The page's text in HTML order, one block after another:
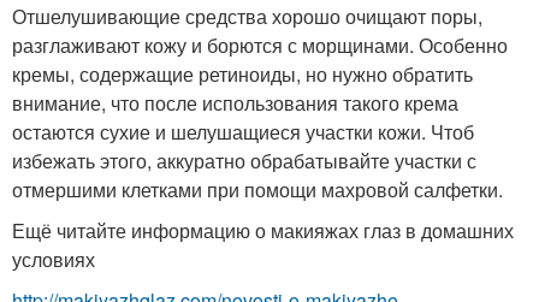
Отшелушивающие средства хорошо очищают поры,
разглаживают кожу и борются с морщинами. Особенно
кремы, содержащие ретиноиды, но нужно обратить
внимание, что после использования такого крема
остаются сухие и шелушащиеся участки кожи. Чтоб
избежать этого, аккуратно обрабатывайте участки с
отмершими клетками при помощи махровой салфетки.
Ещё читайте информацию о макияжах глаз в домашних
условиях